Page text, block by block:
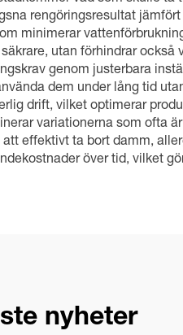
rengöringsresultat
minimerar
utan förhindrar också
genom justerbara
dem under lång tid
drift, vilket optimerar
variationerna som ofta
effektivt ta bort damm,
över tid, vilket
nyheter